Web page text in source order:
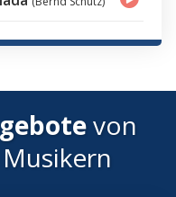
von